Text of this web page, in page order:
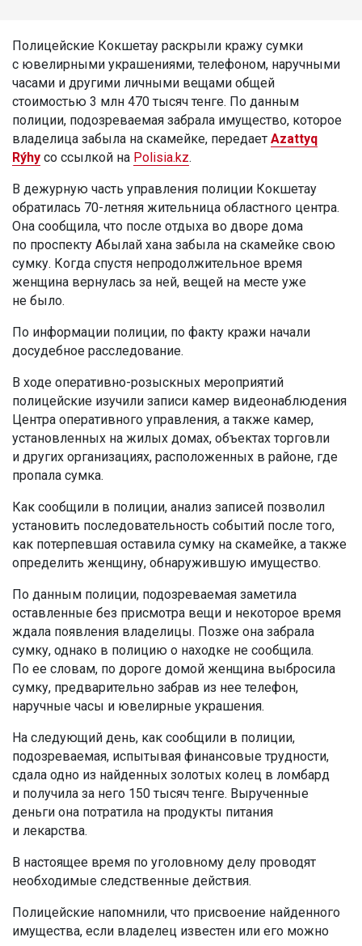
Полицейские Кокшетау раскрыли кражу сумки
с ювелирными украшениями, телефоном, наручными
часами и другими личными вещами общей
стоимостью 3 млн 470 тысяч тенге. По данным
полиции, подозреваемая забрала имущество, которое
владелица забыла на скамейке, передает Azattyq
Rýhy со ссылкой на Polisia.kz.
В дежурную часть управления полиции Кокшетау
обратилась 70-летняя жительница областного центра.
Она сообщила, что после отдыха во дворе дома
по проспекту Абылай хана забыла на скамейке свою
сумку. Когда спустя непродолжительное время
женщина вернулась за ней, вещей на месте уже
не было.
По информации полиции, по факту кражи начали
досудебное расследование.
В ходе оперативно-розыскных мероприятий
полицейские изучили записи камер видеонаблюдения
Центра оперативного управления, а также камер,
установленных на жилых домах, объектах торговли
и других организациях, расположенных в районе, где
пропала сумка.
Как сообщили в полиции, анализ записей позволил
установить последовательность событий после того,
как потерпевшая оставила сумку на скамейке, а также
определить женщину, обнаружившую имущество.
По данным полиции, подозреваемая заметила
оставленные без присмотра вещи и некоторое время
ждала появления владелицы. Позже она забрала
сумку, однако в полицию о находке не сообщила.
По ее словам, по дороге домой женщина выбросила
сумку, предварительно забрав из нее телефон,
наручные часы и ювелирные украшения.
На следующий день, как сообщили в полиции,
подозреваемая, испытывая финансовые трудности,
сдала одно из найденных золотых колец в ломбард
и получила за него 150 тысяч тенге. Вырученные
деньги она потратила на продукты питания
и лекарства.
В настоящее время по уголовному делу проводят
необходимые следственные действия.
Полицейские напомнили, что присвоение найденного
имущества, если владелец известен или его можно